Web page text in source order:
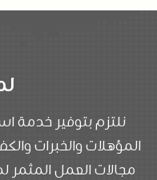
نلتزم بتوفير خدمة
المؤهلات والخبرات
مجالات العمل المثمر